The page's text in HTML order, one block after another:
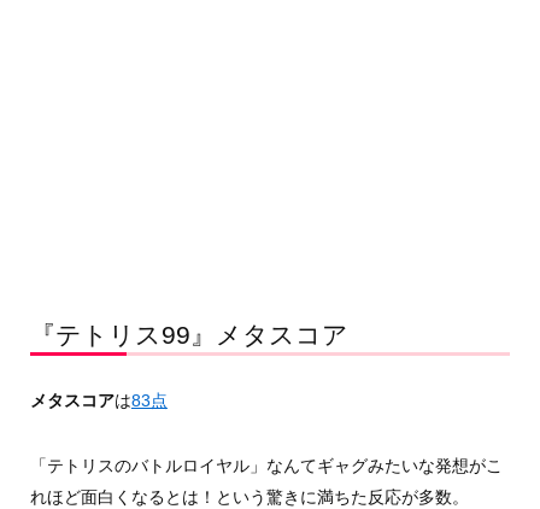
『テトリス99』メタスコア
メタスコアは83点
「テトリスのバトルロイヤル」なんてギャグみたいな発想がこ
れほど面白くなるとは！という驚きに満ちた反応が多数。